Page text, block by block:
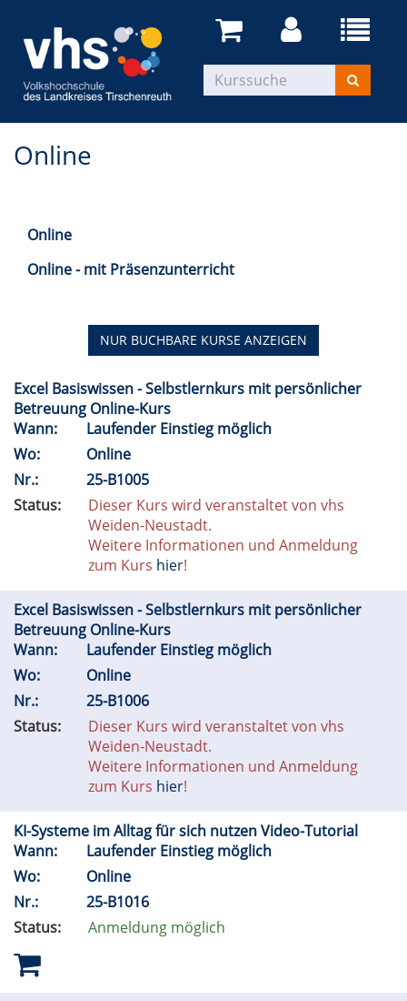
Online
Online
Online - mit Präsenzunterricht
NUR BUCHBARE KURSE ANZEIGEN
Excel Basiswissen - Selbstlernkurs mit persönlicher
Betreuung Online-Kurs
Wann:
Laufender Einstieg möglich
Wo:
Online
Nr.:
25-B1005
Status:
Dieser Kurs wird veranstaltet von vhs
Weiden-Neustadt.
Weitere Informationen und Anmeldung
zum Kurs hier!
Excel Basiswissen - Selbstlernkurs mit persönlicher
Betreuung Online-Kurs
Wann:
Laufender Einstieg möglich
Wo:
Online
Nr.:
25-B1006
Status:
Dieser Kurs wird veranstaltet von vhs
Weiden-Neustadt.
Weitere Informationen und Anmeldung
zum Kurs hier!
KI-Systeme im Alltag für sich nutzen Video-Tutorial
Wann:
Laufender Einstieg möglich
Wo:
Online
Nr.:
25-B1016
Status:
Anmeldung möglich